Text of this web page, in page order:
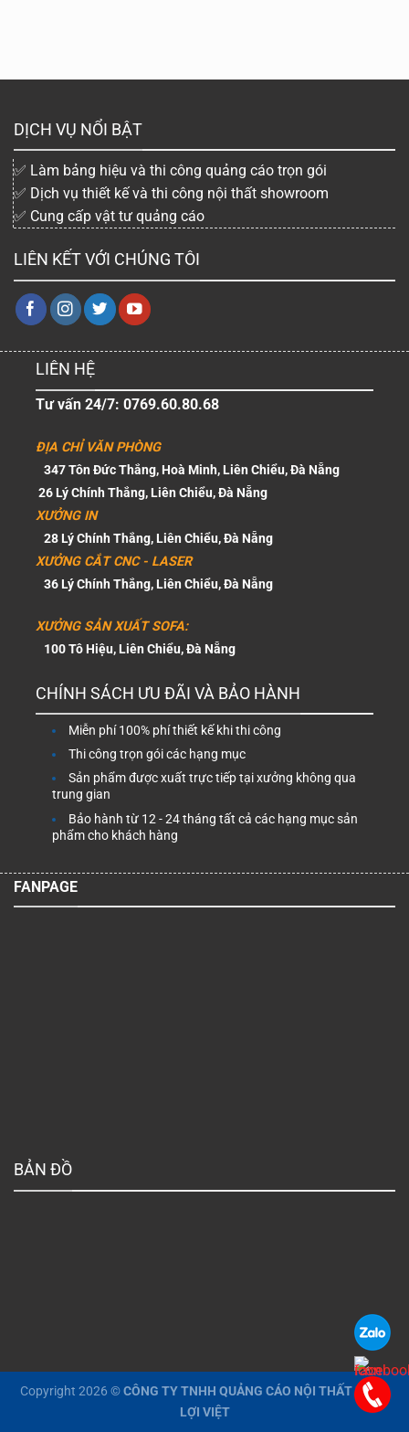
DỊCH VỤ NỔI BẬT
✅ Làm bảng hiệu và thi công quảng cáo trọn gói
✅ Dịch vụ thiết kế và thi công nội thất showroom
✅ Cung cấp vật tư quảng cáo
LIÊN KẾT VỚI CHÚNG TÔI
LIÊN HỆ
Tư vấn 24/7: 0769.60.80.68
ĐỊA CHỈ VĂN PHÒNG
347 Tôn Đức Thắng, Hoà Minh, Liên Chiểu, Đà Nẵng
26 Lý Chính Thắng, Liên Chiểu, Đà Nẵng
XƯỞNG IN
28 Lý Chính Thắng, Liên Chiểu, Đà Nẵng
XƯỞNG CẮT CNC - LASER
36 Lý Chính Thắng, Liên Chiểu, Đà Nẵng
XƯỞNG SẢN XUẤT SOFA:
100 Tô Hiệu, Liên Chiểu, Đà Nẵng
CHÍNH SÁCH ƯU ĐÃI VÀ BẢO HÀNH
Miễn phí 100% phí thiết kế khi thi công
Thi công trọn gói các hạng mục
Sản phẩm được xuất trực tiếp tại xưởng không qua
trung gian
Bảo hành từ 12 - 24 tháng tất cả các hạng mục sản
phẩm cho khách hàng
FANPAGE
BẢN ĐỒ
Copyright 2026 ©CÔNG TY TNHH QUẢNG CÁO NỘI THẤT PHÚC
LỢI VIỆT